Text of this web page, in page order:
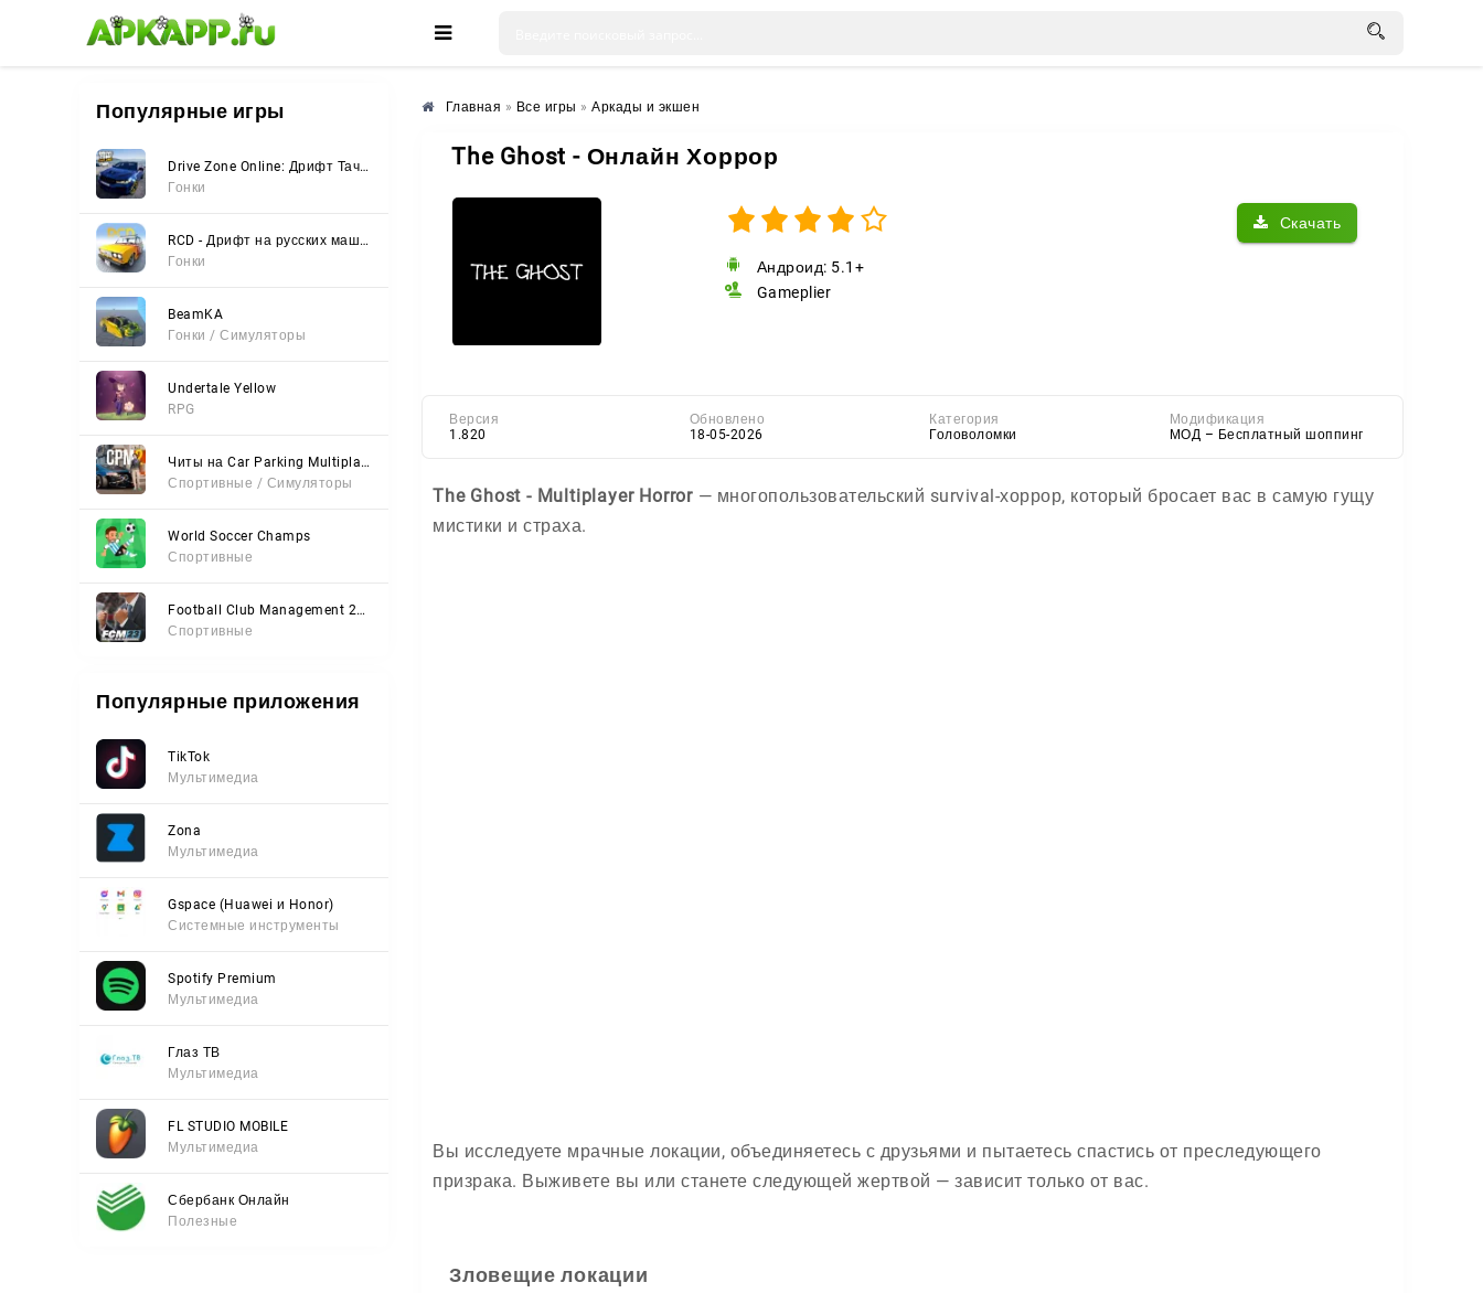
🌸 🌼 🌺
Популярные игры
Drive Zone Online: Дрифт Тачки
Гонки
RCD - Дрифт на русских машинах
Гонки
BeamKA
Гонки / Симуляторы
Undertale Yellow
RPG
Читы на Car Parking Multiplayer 2 (Все открыто, Мод-Меню)
Спортивные / Симуляторы
World Soccer Champs
Спортивные
Football Club Management 2023
Спортивные
Популярные приложения
TikTok
Мультимедиа
Zona
Мультимедиа
Gspace (Huawei и Honor)
Системные инструменты
Spotify Premium
Мультимедиа
Глаз ТВ
Мультимедиа
FL STUDIO MOBILE
Мультимедиа
Сбербанк Онлайн
Полезные
Главная » Все игры » Аркады и экшен
The Ghost - Онлайн Хоррор
Скачать
Андроид: 5.1+
Gameplier
Версия
1.820
Обновлено
18-05-2026
Категория
Головоломки
Модификация
МОД – Бесплатный шоппинг
The Ghost - Multiplayer Horror — многопользовательский survival-хоррор, который бросает вас в самую гущу
мистики и страха.
Вы исследуете мрачные локации, объединяетесь с друзьями и пытаетесь спастись от преследующего
призрака. Выживете вы или станете следующей жертвой — зависит только от вас.
Зловещие локации